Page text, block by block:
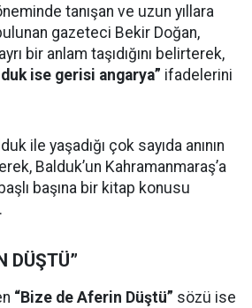
tanışan ve uzun yıllara
gazeteci Bekir Doğan,
bir anlam taşıdığını belirterek,
ise gerisi angarya” ifadelerini
ile yaşadığı çok sayıda anının
Balduk’un Kahramanmaraş’a
başına bir kitap konusu
DÜŞTÜ”
“Bize de Aferin Düştü” sözü ise